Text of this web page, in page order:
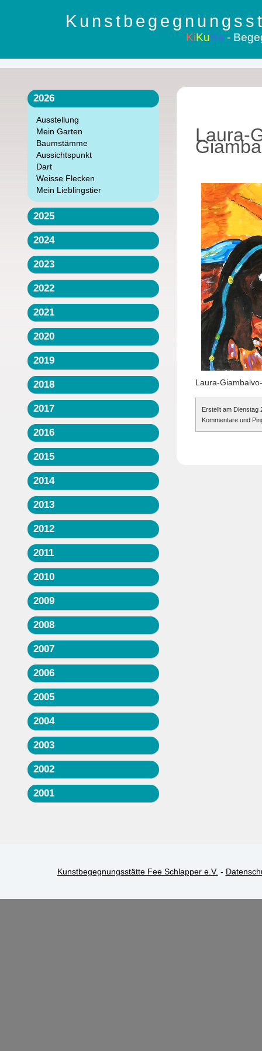
KiKuBa -
2026
Ausstellung
Mein Garten
Baumstämme
Aussichtspunkt
Dart
Weisse Flecken
Mein Lieblingstier
2025
2024
2023
2022
2021
2020
2019
2018
2017
2016
2015
2014
2013
2012
2011
2010
2009
2008
2007
2006
2005
2004
2003
2002
2001
Laura-
Laura-
Erstellt am Dienstag
Kommentare und
Kunstbegegnungsstätte Fee Schlapper e.V. -